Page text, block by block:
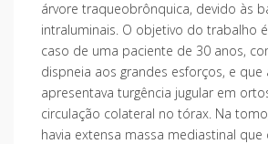
árvore traqueobrônquica, devido às
intraluminais. O objetivo do trabalho
caso de uma paciente de 30 anos,
dispneia aos grandes esforços, e que
apresentava turgência jugular em
circulação colateral no tórax. Na
havia extensa massa mediastinal que